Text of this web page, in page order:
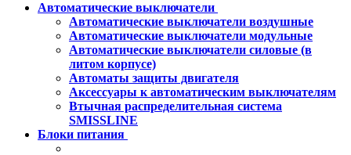
Автоматические выключатели
Автоматические выключатели воздушные
Автоматические выключатели модульные
Автоматические выключатели силовые (в
литом корпусе)
Автоматы защиты двигателя
Аксессуары к автоматическим выключателям
Втычная распределительная система
SMISSLINE
Блоки питания